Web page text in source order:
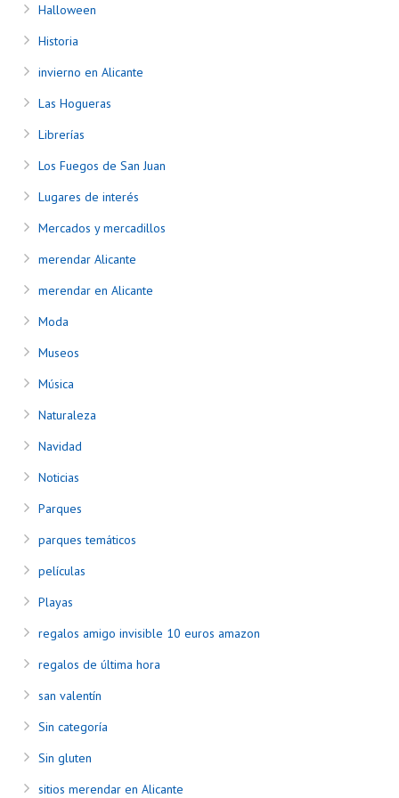
Halloween
Historia
invierno en Alicante
Las Hogueras
Librerías
Los Fuegos de San Juan
Lugares de interés
Mercados y mercadillos
merendar Alicante
merendar en Alicante
Moda
Museos
Música
Naturaleza
Navidad
Noticias
Parques
parques temáticos
películas
Playas
regalos amigo invisible 10 euros amazon
regalos de última hora
san valentín
Sin categoría
Sin gluten
sitios merendar en Alicante